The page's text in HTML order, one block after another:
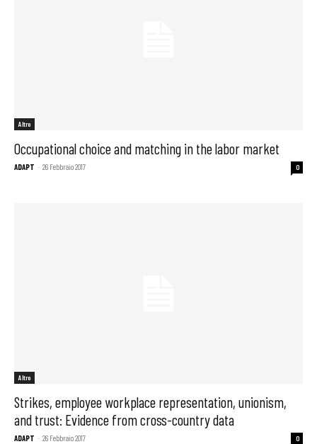
Altro
Occupational choice and matching in the labor market
ADAPT - 26 Febbraio 2017 0
Altro
Strikes, employee workplace representation, unionism,
and trust: Evidence from cross-country data
ADAPT - 26 Febbraio 2017 0